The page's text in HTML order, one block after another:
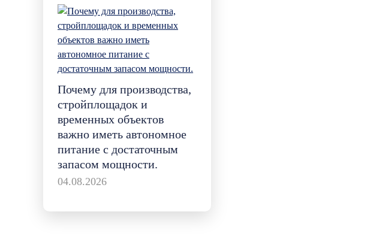
Почему для производства,
стройплощадок и
временных объектов
важно иметь автономное
питание с достаточным
запасом мощности.
04.08.2026